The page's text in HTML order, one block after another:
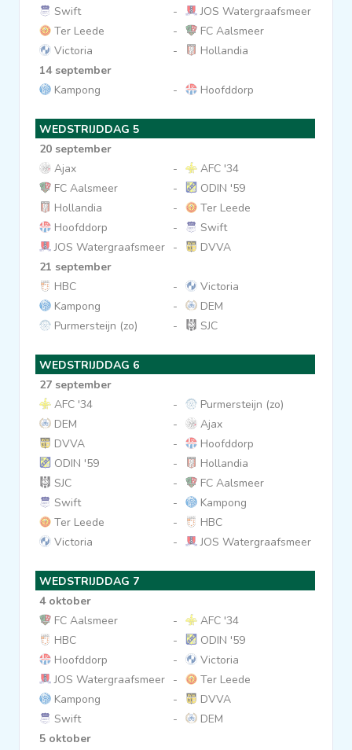
Swift
-
JOS Watergraafsmeer
Ter Leede
-
FC Aalsmeer
Victoria
-
Hollandia
14 september
Kampong
- Hoofddorp
WEDSTRIJDDAG 5
20 september
Ajax
-
AFC '34
FC Aalsmeer
-
ODIN '59
Hollandia
-
Ter Leede
Hoofddorp
-
Swift
JOS Watergraafsmeer -
DVVA
21 september
HBC
-
Victoria
Kampong
-
DEM
Purmersteijn (zo)
- SJC
WEDSTRIJDDAG 6
27 september
AFC '34
-
Purmersteijn (zo)
DEM
-
Ajax
DVVA
-
Hoofddorp
ODIN '59
-
Hollandia
SJC
-
FC Aalsmeer
Swift
-
Kampong
Ter Leede
-
HBC
Victoria
- JOS Watergraafsmeer
WEDSTRIJDDAG 7
4 oktober
FC Aalsmeer
-
AFC '34
HBC
-
ODIN '59
Hoofddorp
-
Victoria
JOS Watergraafsmeer -
Ter Leede
Kampong
-
DVVA
Swift
-
DEM
5 oktober